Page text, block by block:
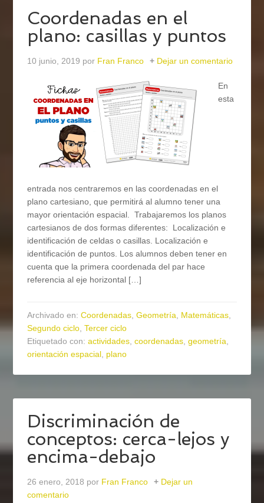
Coordenadas en el
plano: casillas y puntos
10 junio, 2019 por Fran Franco Dejar un comentario
En
esta
entrada nos centraremos en las coordenadas en el
plano cartesiano, que permitirá al alumno tener una
mayor orientación espacial. Trabajaremos los planos
cartesianos de dos formas diferentes: Localización e
identificación de celdas o casillas. Localización e
identificación de puntos. Los alumnos deben tener en
cuenta que la primera coordenada del par hace
referencia al eje horizontal […]
Archivado en:Coordenadas,Geometría, Matemáticas,
Segundo ciclo,Tercer ciclo
Etiquetado con:actividades,coordenadas,geometría,
orientación espacial, plano
Discriminación de
conceptos: cerca-lejos y
encima-debajo
26 enero, 2018 por Fran Franco
Dejar un
comentario